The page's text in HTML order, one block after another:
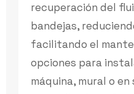
recuperación del
bandejas,
facilitando el
opciones para
máquina, mural o